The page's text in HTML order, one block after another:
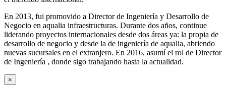
En 2013, fui promovido a Director de Ingeniería y Desarrollo de
Negocio en aqualia infraestructuras. Durante dos años, continue
liderando proyectos internacionales desde dos áreas ya: la propia de
desarrollo de negocio y desde la de ingeniería de aqualia, abriendo
nuevas sucursales en el extranjero. En 2016, asumí el rol de Director
de Ingeniería , donde sigo trabajando hasta la actualidad.
×